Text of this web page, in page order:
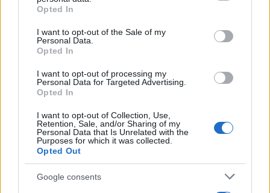
grant or deny consent to Google and its third-party tags to
use your data for below specified purposes in below Google
consent section.
Opted In
I want to opt-out of the Sale of my
Personal Data.
Opted In
I want to opt-out of processing my
Personal Data for Targeted Advertising.
Opted In
I want to opt-out of Collection, Use,
Retention, Sale, and/or Sharing of my
Personal Data that Is Unrelated with the
Purposes for which it was collected.
Opted Out
Google consents